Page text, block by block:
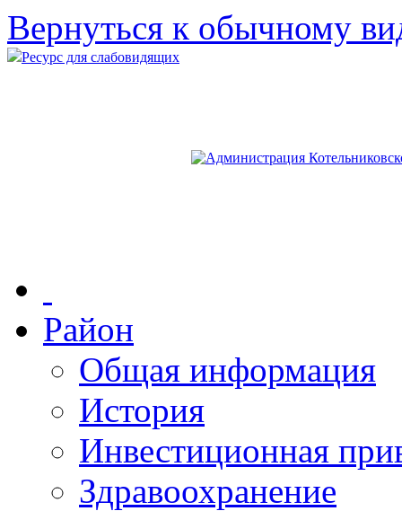
Вернуться к обычному
Ресурс для слабовидящих
Район
Общая информация
История
Инвестиционная
Здравоохранение